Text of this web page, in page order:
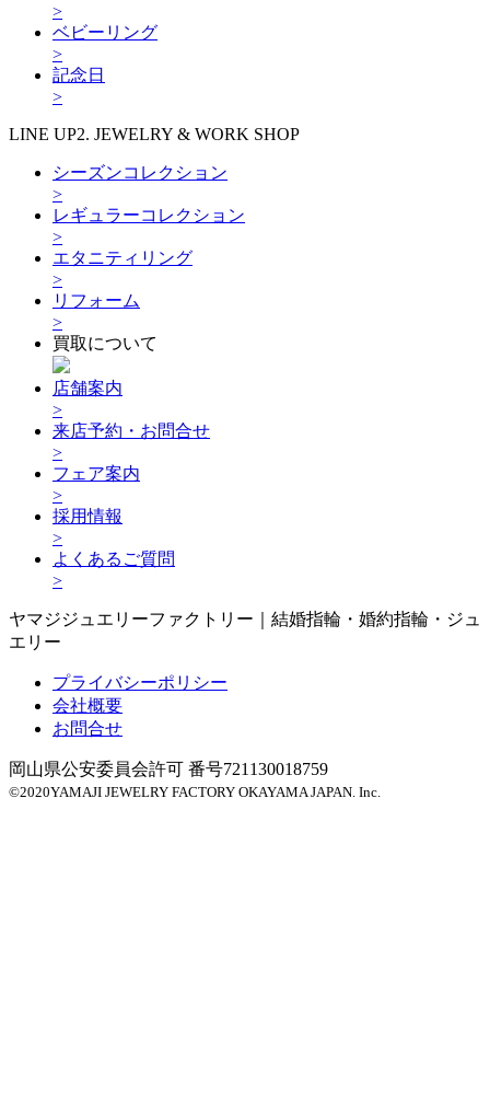
>
ベビーリング
>
記念日
>
LINE UP2. JEWELRY & WORK SHOP
シーズンコレクション
>
レギュラーコレクション
>
エタニティリング
>
リフォーム
>
買取について
店舗案内
>
来店予約・お問合せ
>
フェア案内
>
採用情報
>
よくあるご質問
>
ヤマジジュエリーファクトリー｜結婚指輪・婚約指輪・ジュ
エリー
プライバシーポリシー
会社概要
お問合せ
岡山県公安委員会許可 番号721130018759
©2020YAMAJI JEWELRY FACTORY OKAYAMA JAPAN. Inc.